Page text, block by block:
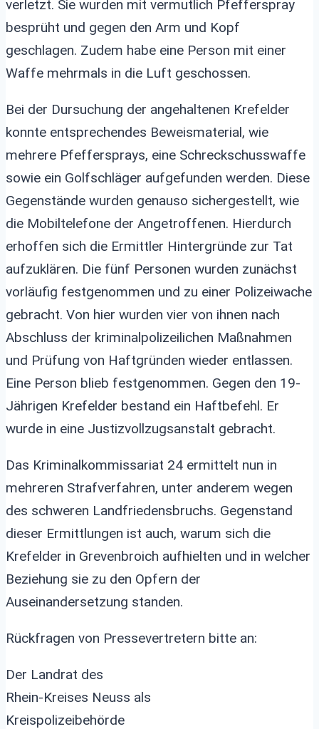
verletzt. Sie wurden mit vermutlich Pfefferspray
besprüht und gegen den Arm und Kopf
geschlagen. Zudem habe eine Person mit einer
Waffe mehrmals in die Luft geschossen.
Bei der Dursuchung der angehaltenen Krefelder
konnte entsprechendes Beweismaterial, wie
mehrere Pfeffersprays, eine Schreckschusswaffe
sowie ein Golfschläger aufgefunden werden. Diese
Gegenstände wurden genauso sichergestellt, wie
die Mobiltelefone der Angetroffenen. Hierdurch
erhoffen sich die Ermittler Hintergründe zur Tat
aufzuklären. Die fünf Personen wurden zunächst
vorläufig festgenommen und zu einer Polizeiwache
gebracht. Von hier wurden vier von ihnen nach
Abschluss der kriminalpolizeilichen Maßnahmen
und Prüfung von Haftgründen wieder entlassen.
Eine Person blieb festgenommen. Gegen den 19-
Jährigen Krefelder bestand ein Haftbefehl. Er
wurde in eine Justizvollzugsanstalt gebracht.
Das Kriminalkommissariat 24 ermittelt nun in
mehreren Strafverfahren, unter anderem wegen
des schweren Landfriedensbruchs. Gegenstand
dieser Ermittlungen ist auch, warum sich die
Krefelder in Grevenbroich aufhielten und in welcher
Beziehung sie zu den Opfern der
Auseinandersetzung standen.
Rückfragen von Pressevertretern bitte an:
Der Landrat des
Rhein-Kreises Neuss als
Kreispolizeibehörde